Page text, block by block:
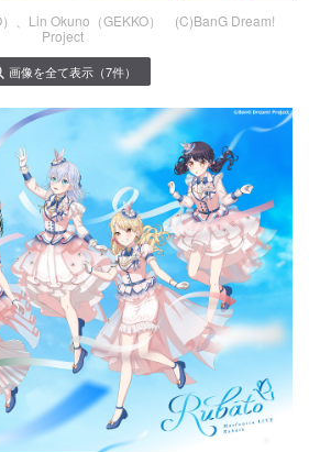
）、Lin Okuno（GEKKO） (C)BanG Dream!
Project
画像を全て表示（7件）